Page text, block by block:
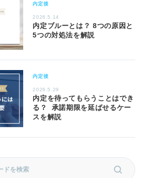
内定後
2026.5.14
内定ブルーとは？ 8つの原因と
5つの対処法を解説
内定後
2026.5.29
内定を待ってもらうことはでき
る？ 承諾期限を延ばせるケー
スを解説